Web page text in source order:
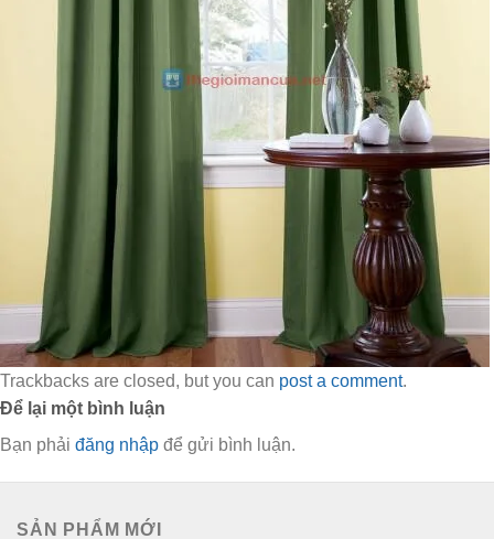
Trackbacks are closed, but you can post a comment.
Để lại một bình luận
Bạn phải đăng nhập để gửi bình luận.
SẢN PHẨM MỚI